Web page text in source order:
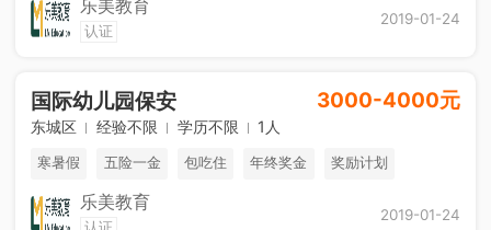
休假制度 法定节假日
乐美教育
认证
2019-01-24
国际幼儿园保安 3000-4000元
东城区 经验不限 学历不限 1人
寒暑假 五险一金 包吃住 年终奖金 奖励计划
休假制度 法定节假日
乐美教育
认证
2019-01-24